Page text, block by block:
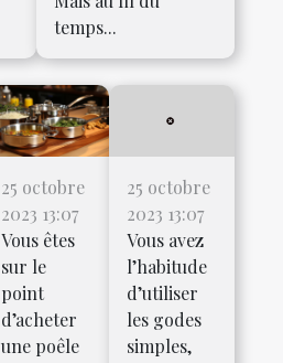
temps...
25 octobre
2023 13:07
Vous êtes
sur le
point
d’acheter
une poêle
25 octobre
2023 13:07
Vous avez
l’habitude
d’utiliser
les godes
simples,